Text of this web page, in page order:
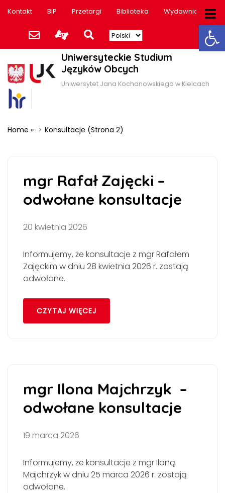
Kontakt BIP Przetargi Biblioteka Wydawnictwo
Uniwersyteckie Studium
Języków Obcych
Uniwersytet Jana Kochanowskiego w Kielcach
Home » Konsultacje (Strona 2)
mgr Rafał Zajęcki –
odwołane konsultacje
20 kwietnia 2026
Informujemy, że konsultacje z mgr Rafałem
Zajęckim w dniu 28 kwietnia 2026 r. zostają
odwołane.
CZYTAJ WIĘCEJ
mgr Ilona Majchrzyk –
odwołane konsultacje
19 marca 2026
Informujemy, że konsultacje z mgr Iloną
Majchrzyk w dniu 25 marca 2026 r. zostają
odwołane.